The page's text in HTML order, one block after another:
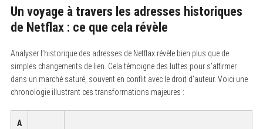
Un voyage à travers les adresses historiques
de Netflax : ce que cela révèle
Analyser l’historique des adresses de Netflax révèle bien plus que de
simples changements de lien. Cela témoigne des luttes pour s’affirmer
dans un marché saturé, souvent en conflit avec le droit d’auteur. Voici une
chronologie illustrant ces transformations majeures :
A